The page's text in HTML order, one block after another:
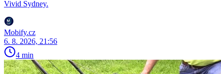
Vivid Sydney.
Mobify.cz
6. 8. 2026, 21:56
4 min